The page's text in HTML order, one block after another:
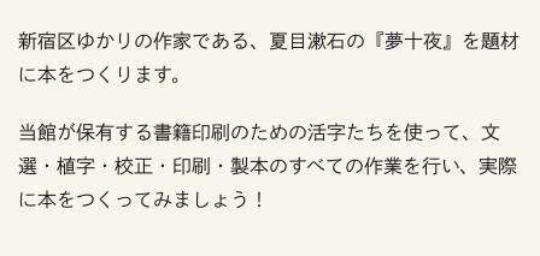
新宿区ゆかりの作家である、夏目漱石の『夢十夜』を題材
に本をつくります。
当館が保有する書籍印刷のための活字たちを使って、文
選・植字・校正・印刷・製本のすべての作業を行い、実際
に本をつくってみましょう！